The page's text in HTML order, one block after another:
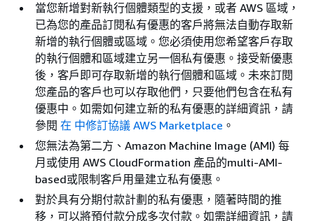
當您新增對新執行個體類型的支援，或者 AWS 區域，
已為您的產品訂閱私有優惠的客戶將無法自動存取新
新增的執行個體或區域。您必須使用您希望客戶存取
的執行個體和區域建立另一個私有優惠。接受新優惠
後，客戶即可存取新增的執行個體和區域。未來訂閱
您產品的客戶也可以存取他們，只要他們包含在私有
優惠中。如需如何建立新的私有優惠的詳細資訊，請
參閱 在 中修訂協議 AWS Marketplace 。
您無法為第二方、Amazon Machine Image (AMI) 每
月或使用 AWS CloudFormation 產品的multi-AMI-
based或限制客戶用量建立私有優惠。
對於具有分期付款計劃的私有優惠，隨著時間的推
移，可以將預付款分成多次付款。如需詳細資訊，請